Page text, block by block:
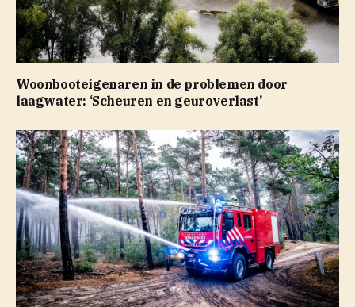
Woonbooteigenaren in de problemen door
laagwater: ‘Scheuren en geuroverlast’